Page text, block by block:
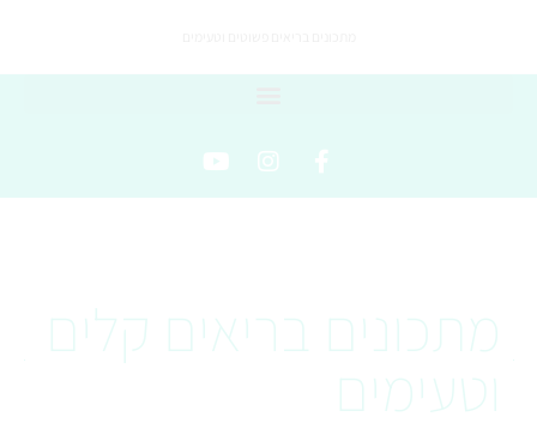
מתכונים בריאים קלים
וטעימים